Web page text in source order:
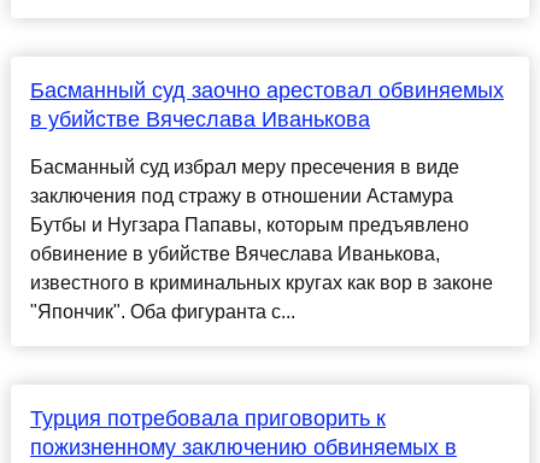
Басманный суд заочно арестовал обвиняемых
в убийстве Вячеслава Иванькова
Басманный суд избрал меру пресечения в виде
заключения под стражу в отношении Астамура
Бутбы и Нугзара Папавы, которым предъявлено
обвинение в убийстве Вячеслава Иванькова,
известного в криминальных кругах как вор в законе
"Япончик". Оба фигуранта с...
Турция потребовала приговорить к
пожизненному заключению обвиняемых в